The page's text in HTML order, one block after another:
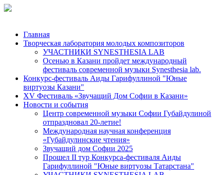
Главная
Творческая лаборатория молодых композиторов
УЧАСТНИКИ SYNESTHESIA LAB
Осенью в Казани пройдет международный
фестиваль современной музыки Synesthesia lab.
Конкурс-фестиваль Аиды Гарифуллиной "Юные
виртуозы Казани"
ХV Фестиваль «Звучащий Дом Софии в Казани»
Новости и события
Центр современной музыки Софии Губайдулиной
отпраздновал 20-летие!
Международная научная конференция
«Губайдулинские чтения»
Звучащий дом Софии 2025
Прошел II тур Конкурса-фестиваля Аиды
Гарифуллиной "Юные виртуозы Татарстана"